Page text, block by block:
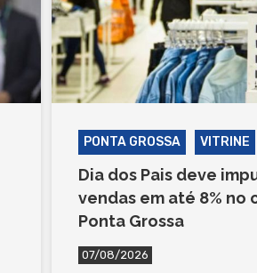
PONTA GROSSA VITRINE
Dia dos Pais deve
vendas em até 8% no
Ponta Grossa
07/08/2026